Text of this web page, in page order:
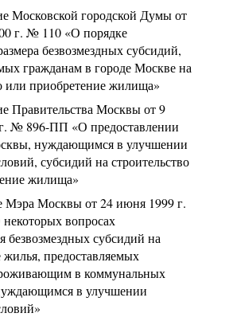
Московской городской Думы от
г. № 110 «О порядке
безвозмездных субсидий,
гражданам в городе Москве на
или приобретение жилища»
Правительства Москвы от 9
№ 896-ПП «О предоставлении
нуждающимся в улучшении
субсидий на строительство
жилища»
Мэра Москвы от 24 июня 1999 г.
вопросах
безвозмездных субсидий на
жилья, предоставляемых
в коммунальных
в улучшении